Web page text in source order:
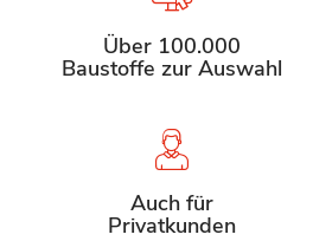
Über 100.000
Baustoffe zur Auswahl
Auch für
Privatkunden